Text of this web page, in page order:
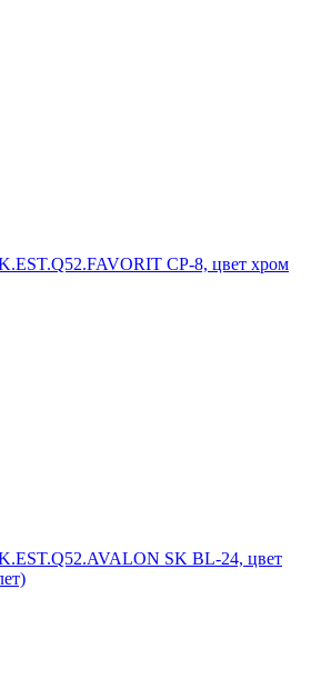
CP-8, цвет хром
SK BL-24, цвет